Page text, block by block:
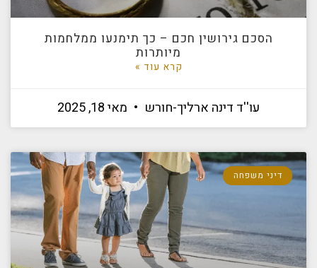
הסכם גירושין חכם – כך תימנעו ממלחמות
מיותרות
קרא עוד »
עו''ד דינה ארליך-חורש מאי 18, 2025
דיני משפחה